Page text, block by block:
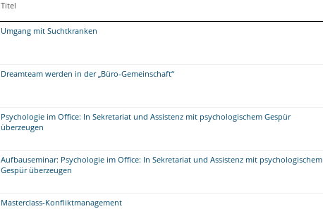
Titel
Umgang mit Suchtkranken
Dreamteam werden in der „Büro-Gemeinschaft“
Psychologie im Office: In Sekretariat und Assistenz mit psychologischem Gespür
überzeugen
Aufbauseminar: Psychologie im Office: In Sekretariat und Assistenz mit psychologischem
Gespür überzeugen
Masterclass-Konfliktmanagement